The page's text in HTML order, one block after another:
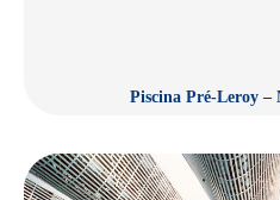
Piscina Pré-Leroy